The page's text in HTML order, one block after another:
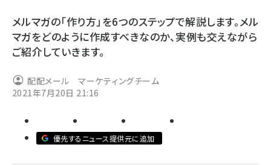
seo (3532)
ai (2814)
note (2317)
z世代 (1623)
メルマガの「作り方」を6つのステップで解説します。メル
マガをどのように作成すべきなのか、実例も交えながら
ご紹介していきます。
配配メール マーケティングチーム
2021年7月20日 21:16
優先するニュース提供元に追加